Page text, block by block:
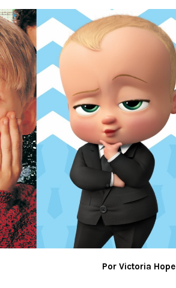
Por Victoria Hope